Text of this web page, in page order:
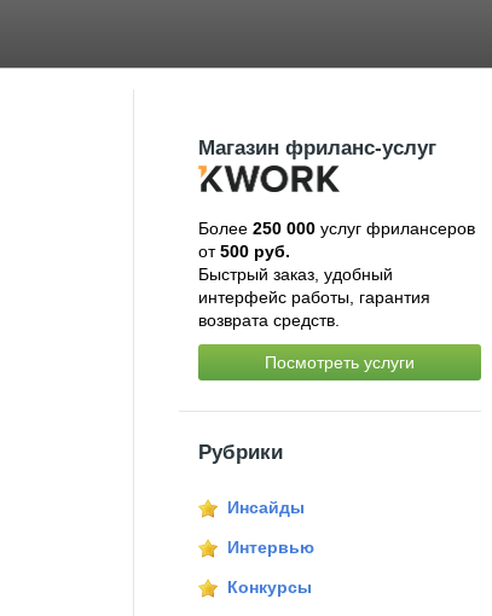
Магазин фриланс-услуг
Более 250 000услуг фрилансеров
от500 руб.
Быстрый заказ, удобный
интерфейс работы, гарантия
возврата средств.
Посмотреть услуги
Рубрики
Инсайды
Интервью
Конкурсы